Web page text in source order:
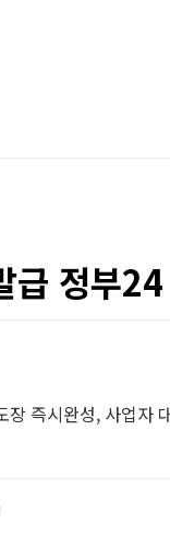
급 정부
즉시완성, 사업자